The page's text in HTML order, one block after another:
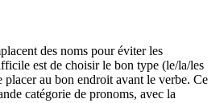
des noms pour éviter les
est de choisir le bon type (le/la/les
au bon endroit avant le verbe. Ce
catégorie de pronoms, avec la